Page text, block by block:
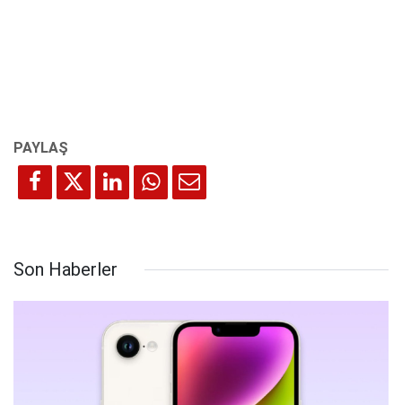
Son Haberler